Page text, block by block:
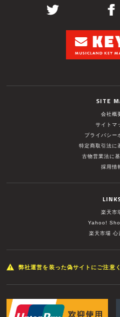
SITE
会社概
サイトマ
プライバシー
特定商取引法に
古物営業法に
採用情
楽天市
Yahoo!
楽天市場 心
弊社運営を装った偽サイトにご注意